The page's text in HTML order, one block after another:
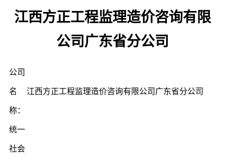
江西方正工程监理造价咨询有限
公司广东省分公司
公司
名
称：
江西方正工程监理造价咨询有限公司广东省分公司
统一
社会